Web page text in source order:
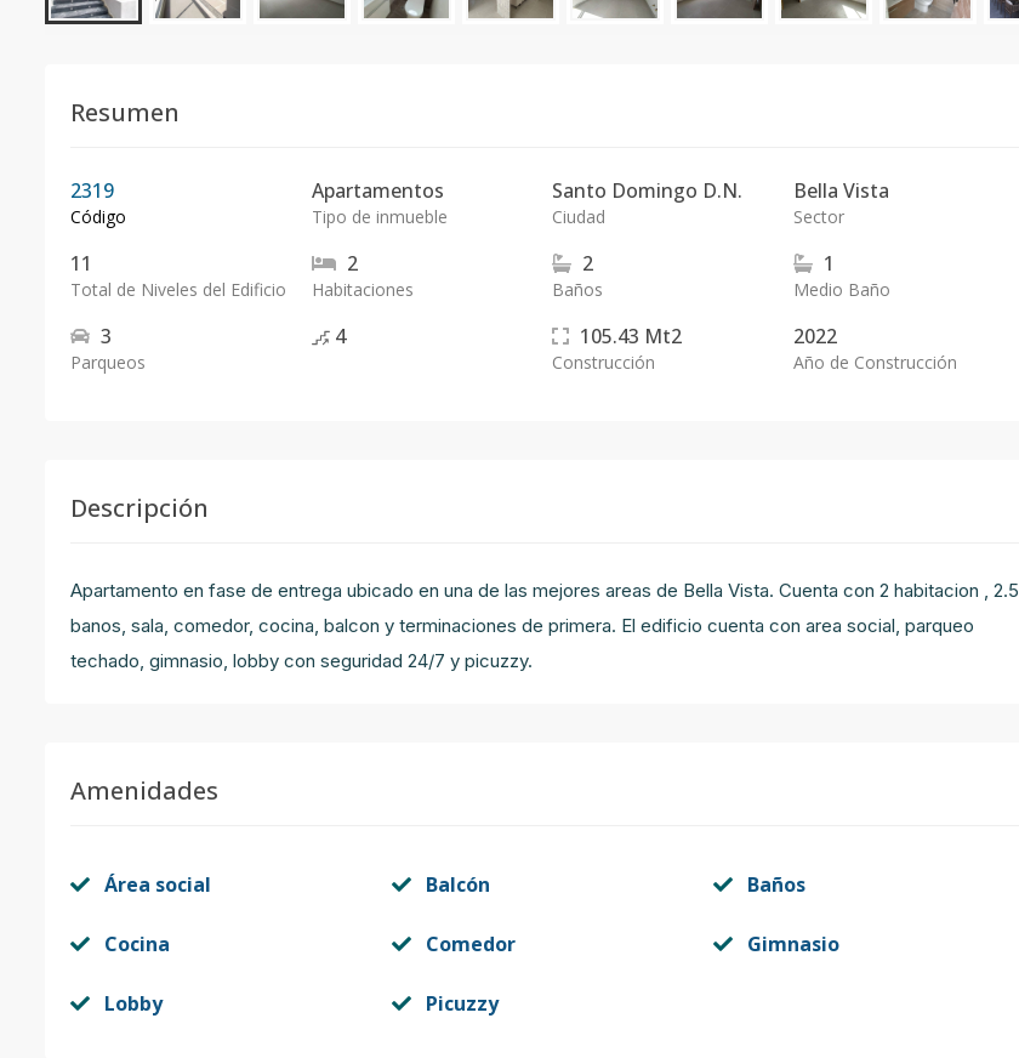
Resumen
2319
Código
Apartamentos
Tipo de inmueble
Santo Domingo D.N.
Ciudad
Bella Vista
Sector
11
Total de Niveles del Edificio
2
Habitaciones
2
Baños
1
Medio Baño
3
Parqueos
4 105.43 Mt2
Construcción
2022
Año de Construcción
Descripción
Apartamento en fase de entrega ubicado en una de las mejores areas de Bella Vista. Cuenta con 2 habitacion , 2.5
banos, sala, comedor, cocina, balcon y terminaciones de primera. El edificio cuenta con area social, parqueo
techado, gimnasio, lobby con seguridad 24/7 y picuzzy.
Amenidades
Área social Balcón Baños
Cocina Comedor Gimnasio
Lobby Picuzzy